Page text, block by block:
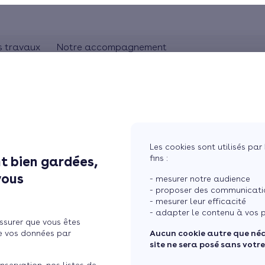
bien gardées,
que vous êtes
vos données par
Les cookies sont utilisés
fins :
- mesurer notre audience
- proposer des
- mesurer leur efficacité
- adapter le contenu à vos
Aucun cookie autre que
site ne sera posé sans
travaux
Chauffage au bois
Chauffage solaire
Thermostat connecté
Notre accompagnement
de Calculeo